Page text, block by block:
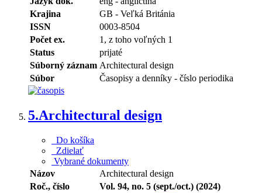
Krajina
GB - Veľká Británia
ISSN
0003-8504
Počet ex.
1, z toho voľných 1
Status
prijaté
Súborný záznam Architectural design
Súbor
Časopisy a denníky - číslo periodika
5.Architectural design
Do košíka
Zdielať
Vybrané dokumenty
Názov
Architectural design
Roč., číslo
Vol. 94, no. 5 (sept./oct.) (2024)